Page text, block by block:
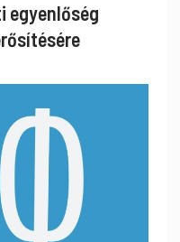
egyenlőség